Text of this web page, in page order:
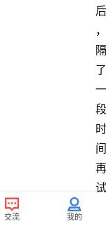
后
，
隔
了
一
段
时
间
再
试
交流 我的